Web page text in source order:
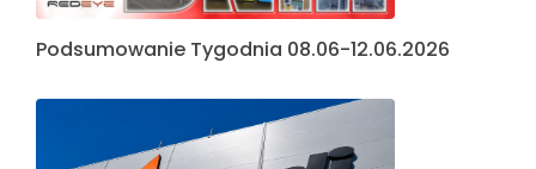
Podsumowanie Tygodnia 08.06-12.06.2026